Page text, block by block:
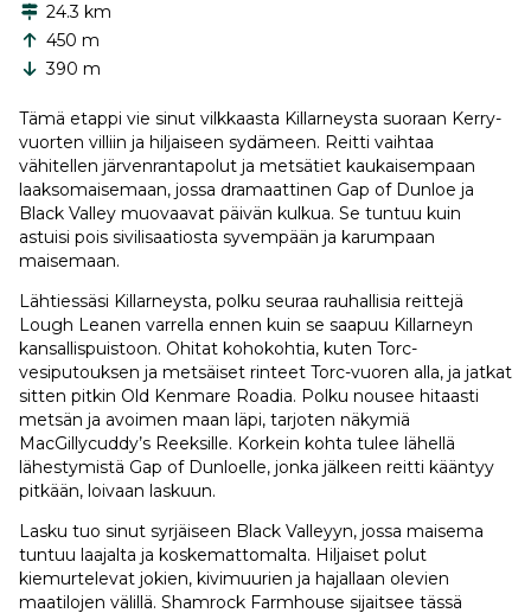
24.3 km
450 m
390 m
Tämä etappi vie sinut vilkkaasta Killarneysta suoraan Kerry-
vuorten villiin ja hiljaiseen sydämeen. Reitti vaihtaa
vähitellen järvenrantapolut ja metsätiet kaukaisempaan
laaksomaisemaan, jossa dramaattinen Gap of Dunloe ja
Black Valley muovaavat päivän kulkua. Se tuntuu kuin
astuisi pois sivilisaatiosta syvempään ja karumpaan
maisemaan.
Lähtiessäsi Killarneysta, polku seuraa rauhallisia reittejä
Lough Leanen varrella ennen kuin se saapuu Killarneyn
kansallispuistoon. Ohitat kohokohtia, kuten Torc-
vesiputouksen ja metsäiset rinteet Torc-vuoren alla, ja jatkat
sitten pitkin Old Kenmare Roadia. Polku nousee hitaasti
metsän ja avoimen maan läpi, tarjoten näkymiä
MacGillycuddy’s Reeksille. Korkein kohta tulee lähellä
lähestymistä Gap of Dunloelle, jonka jälkeen reitti kääntyy
pitkään, loivaan laskuun.
Lasku tuo sinut syrjäiseen Black Valleyyn, jossa maisema
tuntuu laajalta ja koskemattomalta. Hiljaiset polut
kiemurtelevat jokien, kivimuurien ja hajallaan olevien
maatilojen välillä. Shamrock Farmhouse sijaitsee tässä